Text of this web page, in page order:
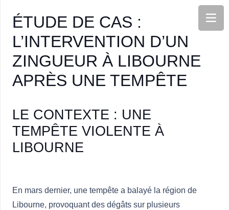
ÉTUDE DE CAS :
L’INTERVENTION D’UN
ZINGUEUR À LIBOURNE
APRÈS UNE TEMPÊTE
LE CONTEXTE : UNE
TEMPÊTE VIOLENTE À
LIBOURNE
En mars dernier, une tempête a balayé la région de
Libourne, provoquant des dégâts sur plusieurs